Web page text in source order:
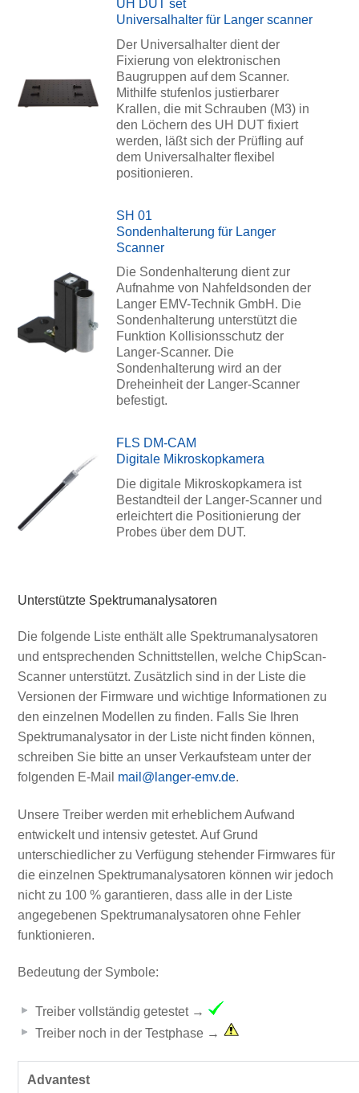
UH DUT set
Universalhalter für Langer scanner
Der Universalhalter dient der
Fixierung von elektronischen
Baugruppen auf dem Scanner.
Mithilfe stufenlos justierbarer
Krallen, die mit Schrauben (M3) in
den Löchern des UH DUT fixiert
werden, läßt sich der Prüfling auf
dem Universalhalter flexibel
positionieren.
SH 01
Sondenhalterung für Langer
Scanner
Die Sondenhalterung dient zur
Aufnahme von Nahfeldsonden der
Langer EMV-Technik GmbH. Die
Sondenhalterung unterstützt die
Funktion Kollisionsschutz der
Langer-Scanner. Die
Sondenhalterung wird an der
Dreheinheit der Langer-Scanner
befestigt.
FLS DM-CAM
Digitale Mikroskopkamera
Die digitale Mikroskopkamera ist
Bestandteil der Langer-Scanner und
erleichtert die Positionierung der
Probes über dem DUT.
Unterstützte Spektrumanalysatoren
Die folgende Liste enthält alle Spektrumanalysatoren
und entsprechenden Schnittstellen, welche ChipScan-
Scanner unterstützt. Zusätzlich sind in der Liste die
Versionen der Firmware und wichtige Informationen zu
den einzelnen Modellen zu finden. Falls Sie Ihren
Spektrumanalysator in der Liste nicht finden können,
schreiben Sie bitte an unser Verkaufsteam unter der
folgenden E-Mail mail@langer-emv.de.
Unsere Treiber werden mit erheblichem Aufwand
entwickelt und intensiv getestet. Auf Grund
unterschiedlicher zu Verfügung stehender Firmwares für
die einzelnen Spektrumanalysatoren können wir jedoch
nicht zu 100 % garantieren, dass alle in der Liste
angegebenen Spektrumanalysatoren ohne Fehler
funktionieren.
Bedeutung der Symbole:
Treiber vollständig getestet →
Treiber noch in der Testphase →
Advantest